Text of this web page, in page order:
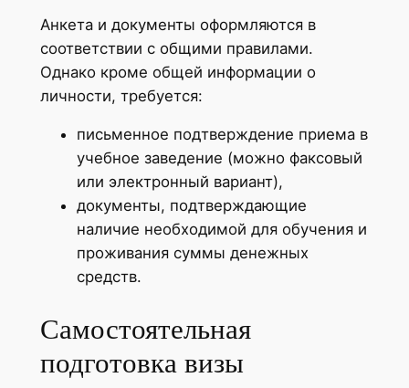
Анкета и документы оформляются в
соответствии с общими правилами.
Однако кроме общей информации о
личности, требуется:
письменное подтверждение приема в
учебное заведение (можно факсовый
или электронный вариант),
документы, подтверждающие
наличие необходимой для обучения и
проживания суммы денежных
средств.
Самостоятельная
подготовка визы